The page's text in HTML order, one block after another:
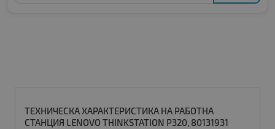
ТЕХНИЧЕСКА ХАРАКТЕРИСТИКА НА РАБОТНА
СТАНЦИЯ LENOVO THINKSTATION P320, 80131931